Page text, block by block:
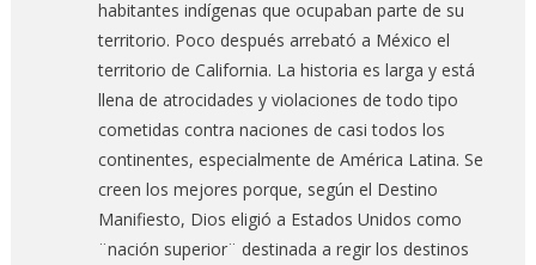
habitantes indígenas que ocupaban parte de su
territorio. Poco después arrebató a México el
territorio de California. La historia es larga y está
llena de atrocidades y violaciones de todo tipo
cometidas contra naciones de casi todos los
continentes, especialmente de América Latina. Se
creen los mejores porque, según el Destino
Manifiesto, Dios eligió a Estados Unidos como
¨nación superior¨ destinada a regir los destinos